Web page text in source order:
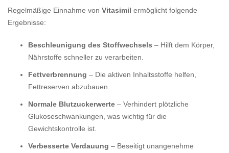
Regelmäßige Einnahme von Vitasimil ermöglicht folgende
Ergebnisse:
Beschleunigung des Stoffwechsels – Hilft dem Körper,
Nährstoffe schneller zu verarbeiten.
Fettverbrennung – Die aktiven Inhaltsstoffe helfen,
Fettreserven abzubauen.
Normale Blutzuckerwerte – Verhindert plötzliche
Glukoseschwankungen, was wichtig für die
Gewichtskontrolle ist.
Verbesserte Verdauung – Beseitigt unangenehme